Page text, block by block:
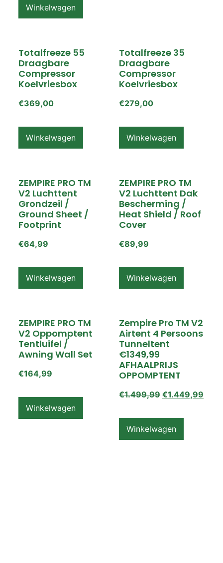
Winkelwagen
Totalfreeze 55
Draagbare
Compressor
Koelvriesbox
€369,00
Winkelwagen
Totalfreeze 35
Draagbare
Compressor
Koelvriesbox
€279,00
Winkelwagen
ZEMPIRE PRO TM
V2 Luchttent
Grondzeil /
Ground Sheet /
Footprint
€64,99
Winkelwagen
ZEMPIRE PRO TM
V2 Luchttent Dak
Bescherming /
Heat Shield / Roof
Cover
€89,99
Winkelwagen
ZEMPIRE PRO TM
V2 Oppomptent
Tentluifel /
Awning Wall Set
€164,99
Winkelwagen
Zempire Pro TM V2
Airtent 4 Persoons
Tunneltent
€1349,99
AFHAALPRIJS
OPPOMPTENT
€1.499,99 €1.449,99
Winkelwagen